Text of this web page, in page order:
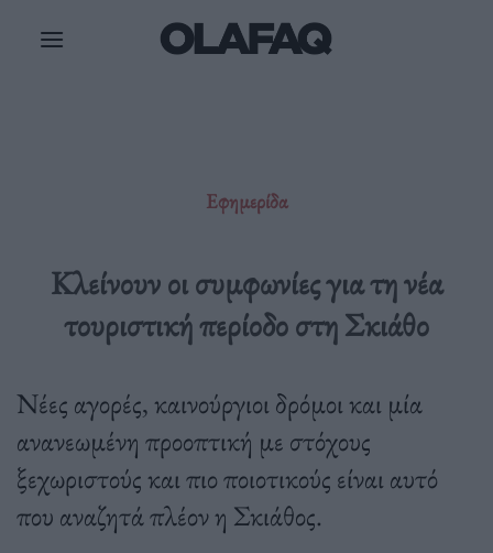
Εφημερίδα
Κλείνουν οι συμφωνίες για τη νέα
τουριστική περίοδο στη Σκιάθο
Νέες αγορές, καινούργιοι δρόμοι και μία
ανανεωμένη προοπτική με στόχους
ξεχωριστούς και πιο ποιοτικούς είναι αυτό
που αναζητά πλέον η Σκιάθος.